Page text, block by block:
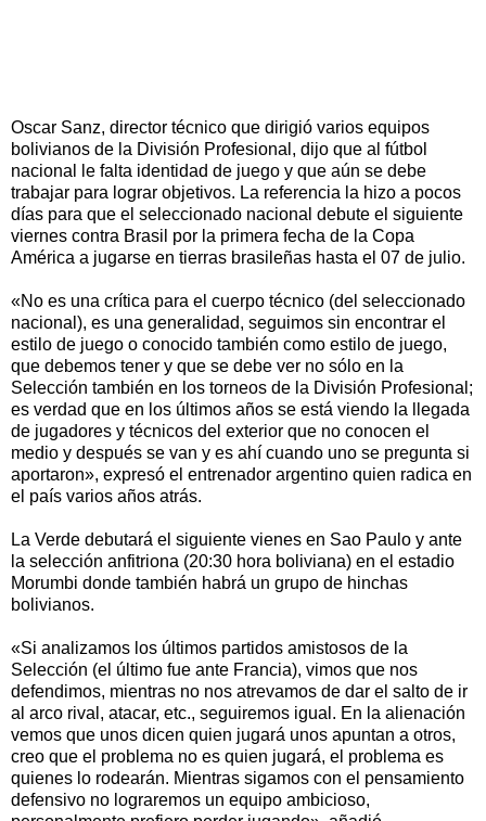
Oscar Sanz, director técnico que dirigió varios equipos
bolivianos de la División Profesional, dijo que al fútbol
nacional le falta identidad de juego y que aún se debe
trabajar para lograr objetivos. La referencia la hizo a pocos
días para que el seleccionado nacional debute el siguiente
viernes contra Brasil por la primera fecha de la Copa
América a jugarse en tierras brasileñas hasta el 07 de julio.
«No es una crítica para el cuerpo técnico (del seleccionado
nacional), es una generalidad, seguimos sin encontrar el
estilo de juego o conocido también como estilo de juego,
que debemos tener y que se debe ver no sólo en la
Selección también en los torneos de la División Profesional;
es verdad que en los últimos años se está viendo la llegada
de jugadores y técnicos del exterior que no conocen el
medio y después se van y es ahí cuando uno se pregunta si
aportaron», expresó el entrenador argentino quien radica en
el país varios años atrás.
La Verde debutará el siguiente vienes en Sao Paulo y ante
la selección anfitriona (20:30 hora boliviana) en el estadio
Morumbi donde también habrá un grupo de hinchas
bolivianos.
«Si analizamos los últimos partidos amistosos de la
Selección (el último fue ante Francia), vimos que nos
defendimos, mientras no nos atrevamos de dar el salto de ir
al arco rival, atacar, etc., seguiremos igual. En la alienación
vemos que unos dicen quien jugará unos apuntan a otros,
creo que el problema no es quien jugará, el problema es
quienes lo rodearán. Mientras sigamos con el pensamiento
defensivo no lograremos un equipo ambicioso,